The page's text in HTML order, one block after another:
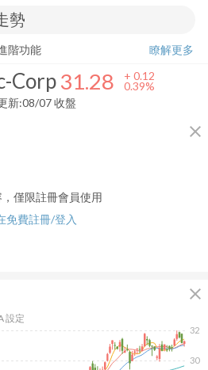
+0.39%
階功能
瞭解更多
Corp31.28 + 0.12
0.39%
新:08/07 收盤
close
僅限註冊會員使用
免費註冊/登入
close
30
32
設定